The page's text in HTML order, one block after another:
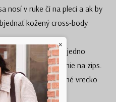
nosí v ruke či na pleci a ak by
kožený cross-body
dvoma vreckami, jedno
chráni zatváranie na zips.
šikovné kožené vrecko
×